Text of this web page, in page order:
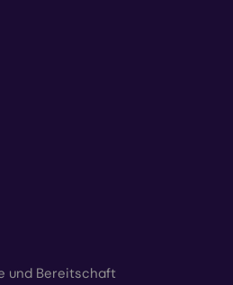
und Bereitschaft